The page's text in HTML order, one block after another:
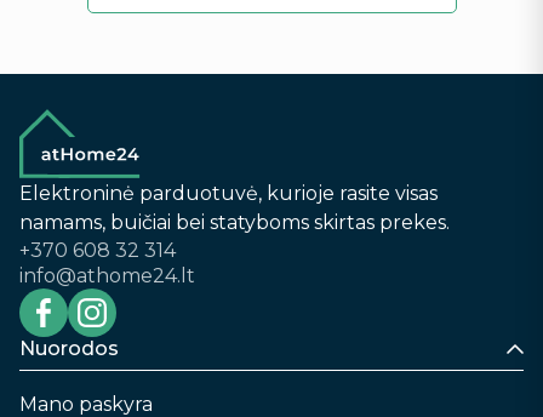
Elektroninė parduotuvė, kurioje rasite visas
namams, buičiai bei statyboms skirtas prekes.
+370 608 32 314
info@athome24.lt
Nuorodos
Mano paskyra